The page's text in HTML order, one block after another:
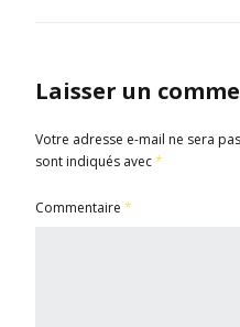
Laisser un
Votre adresse e-mail ne sera
sont indiqués avec*
Commentaire *